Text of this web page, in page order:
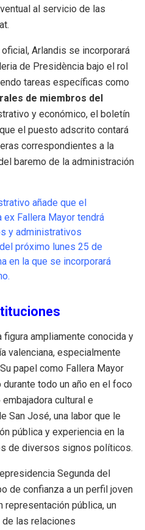
al servicio de las
Arlandis se incorporará
de Presidència bajo el rol
tareas específicas como
de miembros del
y económico, el boletín
el puesto adscrito contará
correspondientes a la
baremo de la administración
añade que el
ex Fallera Mayor tendrá
y administrativos
próximo lunes 25 de
en la que se incorporará
figura ampliamente conocida y
valenciana, especialmente
papel como Fallera Mayor
todo un año en el foco
cultural e
San José, una labor que le
pública y experiencia en la
de diversos signos políticos.
Segunda del
de confianza a un perfil joven
representación pública, un
las relaciones